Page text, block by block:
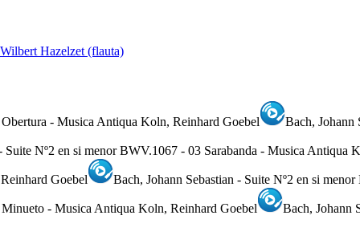
Wilbert Hazelzet (flauta)
- Musica Antiqua Koln, Reinhard Goebel Bach, Johann
Suite Nº2 en si menor BWV.1067 - 03 Sarabanda - Musica Antiqua
Goebel Bach, Johann Sebastian - Suite Nº2 en si
- Musica Antiqua Koln, Reinhard Goebel Bach, Johann